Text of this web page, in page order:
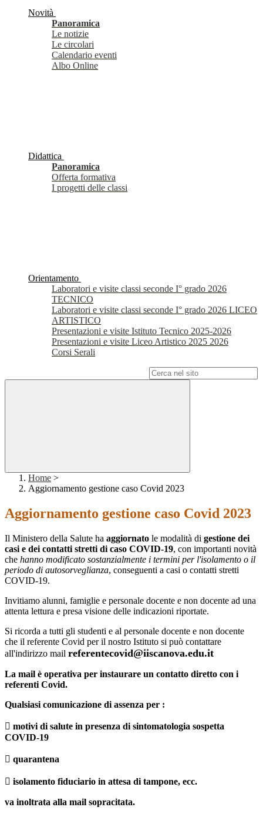
Novità
Panoramica
Le notizie
Le circolari
Calendario eventi
Albo Online
Didattica
Panoramica
Offerta formativa
I progetti delle classi
Orientamento
Laboratori e visite classi seconde I° grado 2026
TECNICO
Laboratori e visite classi seconde I° grado 2026 LICEO
ARTISTICO
Presentazioni e visite Istituto Tecnico 2025-2026
Presentazioni e visite Liceo Artistico 2025 2026
Corsi Serali
Home >
Aggiornamento gestione caso Covid 2023
Aggiornamento gestione caso Covid 2023
Il Ministero della Salute ha aggiornato le modalità di gestione dei
casi e dei contatti stretti di caso COVID-19, con importanti novità
che hanno modificato sostanzialmente i termini per l'isolamento o il
periodo di autosorveglianza, conseguenti a casi o contatti stretti
COVID-19.
Invitiamo alunni, famiglie e personale docente e non docente ad una
attenta lettura e presa visione delle indicazioni riportate.
Si ricorda a tutti gli studenti e al personale docente e non docente
che il referente Covid per il nostro Istituto si può contattare
all'indirizzo mail referentecovid@iiscanova.edu.it
La mail è operativa per instaurare un contatto diretto con i
referenti Covid.
Qualsiasi comunicazione di assenza per :
 motivi di salute in presenza di sintomatologia sospetta
COVID-19
 quarantena
 isolamento fiduciario in attesa di tampone, ecc.
va inoltrata alla mail sopracitata.